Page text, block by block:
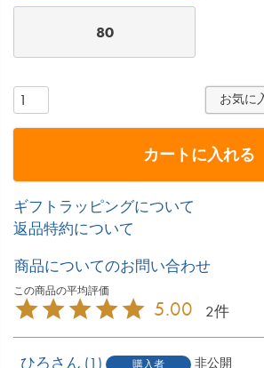
80
お気に
カートに入れる
ギフトラッピングについて
返品特約について
商品についてのお問い合わせ
5.00 2
ひろ 1 購入者
非公開